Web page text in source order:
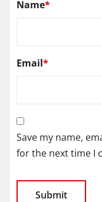
Name*
Email*
Save my name,
for the next time I